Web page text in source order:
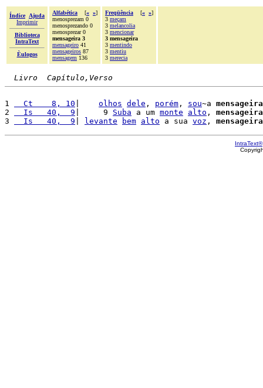
Índice
Ajuda
Imprimir
Biblioteca
IntraText
Èulogos
Alfabética [« »]
menosprezam 0
menosprezando 0
menosprezar 0
mensageira 3
mensageiro 41
mensageiros 87
mensagem 136
Freqüência [« »]
3 meçam
3 melancolia
3 mencionar
3 mensageira
3 mentindo
3 mentiu
3 merecia
Livro  Capítulo,Verso
1
  Ct    8, 10
olhos dele , porém , sou~a mensageira
2
  Is   40,  9
|     9 Suba a um monte alto , mensageira
3
  Is   40,  9
levante bem alto a sua voz , mensageira
IntraText®